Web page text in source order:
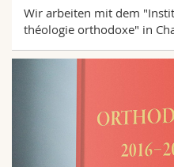
Wir arbeiten mit dem
théologie orthodoxe" in